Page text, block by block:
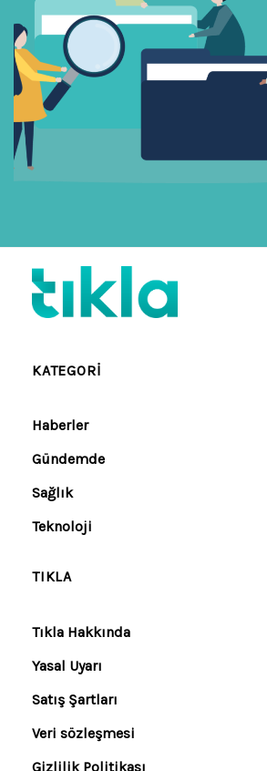
KATEGORI
Haberler
Gündemde
Sağlık
Teknoloji
TIKLA
Tıkla Hakkında
Yasal Uyarı
Satış Şartları
Veri sözleşmesi
Gizlilik Politikası
Beni Hatırla
Parolanızı mı unuttunuz?